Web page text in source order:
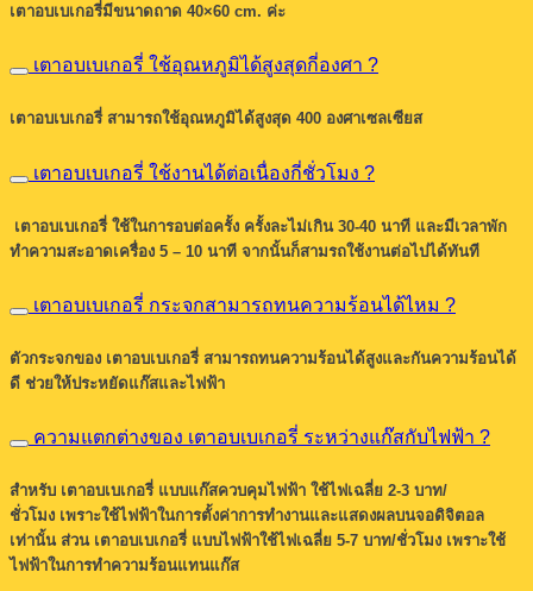
เตาอบเบเกอรี่มีขนาดถาด 40×60 cm. ค่ะ
เตาอบเบเกอรี่ ใช้อุณหภูมิได้สูงสุดกี่องศา ?
เตาอบเบเกอรี่ สามารถใช้อุณหภูมิได้สูงสุด 400 องศาเซลเซียส
เตาอบเบเกอรี่ ใช้งานได้ต่อเนื่องกี่ชั่วโมง ?
เตาอบเบเกอรี่ ใช้ในการอบต่อครั้ง ครั้งละไม่เกิน 30-40 นาที และมีเวลาพัก
ทำความสะอาดเครื่อง 5 – 10 นาที จากนั้นก็สามรถใช้งานต่อไปได้ทันที
เตาอบเบเกอรี่ กระจกสามารถทนความร้อนได้ไหม ?
ตัวกระจกของ เตาอบเบเกอรี่ สามารถทนความร้อนได้สูงและกันความร้อนได้
ดี ช่วยให้ประหยัดแก๊สและไฟฟ้า
ความแตกต่างของ เตาอบเบเกอรี่ ระหว่างแก๊สกับไฟฟ้า ?
สำหรับ เตาอบเบเกอรี่ แบบแก๊สควบคุมไฟฟ้า ใช้ไฟเฉลี่ย 2-3 บาท/
ชั่วโมง เพราะใช้ไฟฟ้าในการตั้งค่าการทำงานและแสดงผลบนจอดิจิตอล
เท่านั้น ส่วน เตาอบเบเกอรี่ แบบไฟฟ้าใช้ไฟเฉลี่ย 5-7 บาท/ชั่วโมง เพราะใช้
ไฟฟ้าในการทำความร้อนแทนแก๊ส